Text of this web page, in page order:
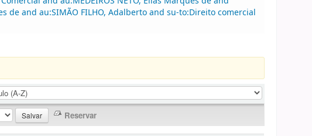
de and au:SIMÃO FILHO, Adalberto and su-to:Direito comercial